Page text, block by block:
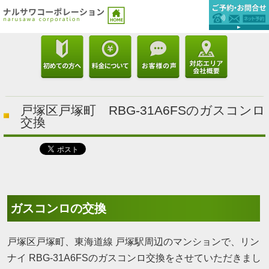
戸塚区戸塚町 RBG-31A6FSのガスコンロ
交換
ガスコンロの交換
戸塚区戸塚町、東海道線 戸塚駅周辺のマンションで、リン
ナイ RBG-31A6FSのガスコンロ交換をさせていただきまし